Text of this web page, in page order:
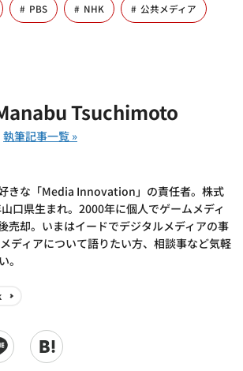
PBS NHK 公共メディア
Tsuchimoto
きな「Media Innovation」の責任者。株式
口県生まれ。2000年に個人でゲームメディ
売却。いまはイードでデジタルメディアの事
ディアについて語りたい方、相談事など気軽
。